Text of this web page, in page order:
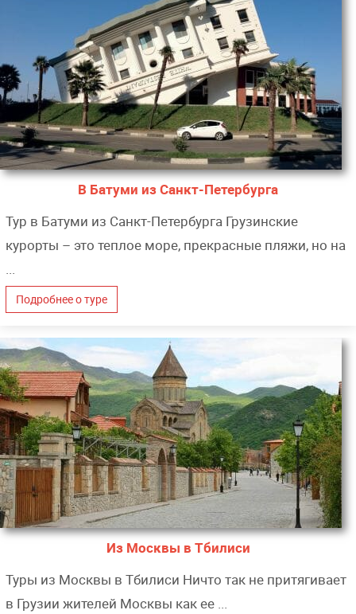
В Батуми из Санкт-Петербурга
Тур в Батуми из Санкт-Петербурга Грузинские
курорты – это теплое море, прекрасные пляжи, но на
...
Подробнее о туре
Из Москвы в Тбилиси
Туры из Москвы в Тбилиси Ничто так не притягивает
в Грузии жителей Москвы как ее ...